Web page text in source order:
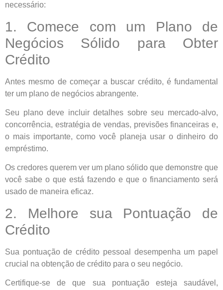
necessário:
1. Comece com um Plano de
Negócios Sólido para Obter
Crédito
Antes mesmo de começar a buscar crédito, é fundamental
ter um plano de negócios abrangente.
Seu plano deve incluir detalhes sobre seu mercado-alvo,
concorrência, estratégia de vendas, previsões financeiras e,
o mais importante, como você planeja usar o dinheiro do
empréstimo.
Os credores querem ver um plano sólido que demonstre que
você sabe o que está fazendo e que o financiamento será
usado de maneira eficaz.
2. Melhore sua Pontuação de
Crédito
Sua pontuação de crédito pessoal desempenha um papel
crucial na obtenção de crédito para o seu negócio.
Certifique-se de que sua pontuação esteja saudável,